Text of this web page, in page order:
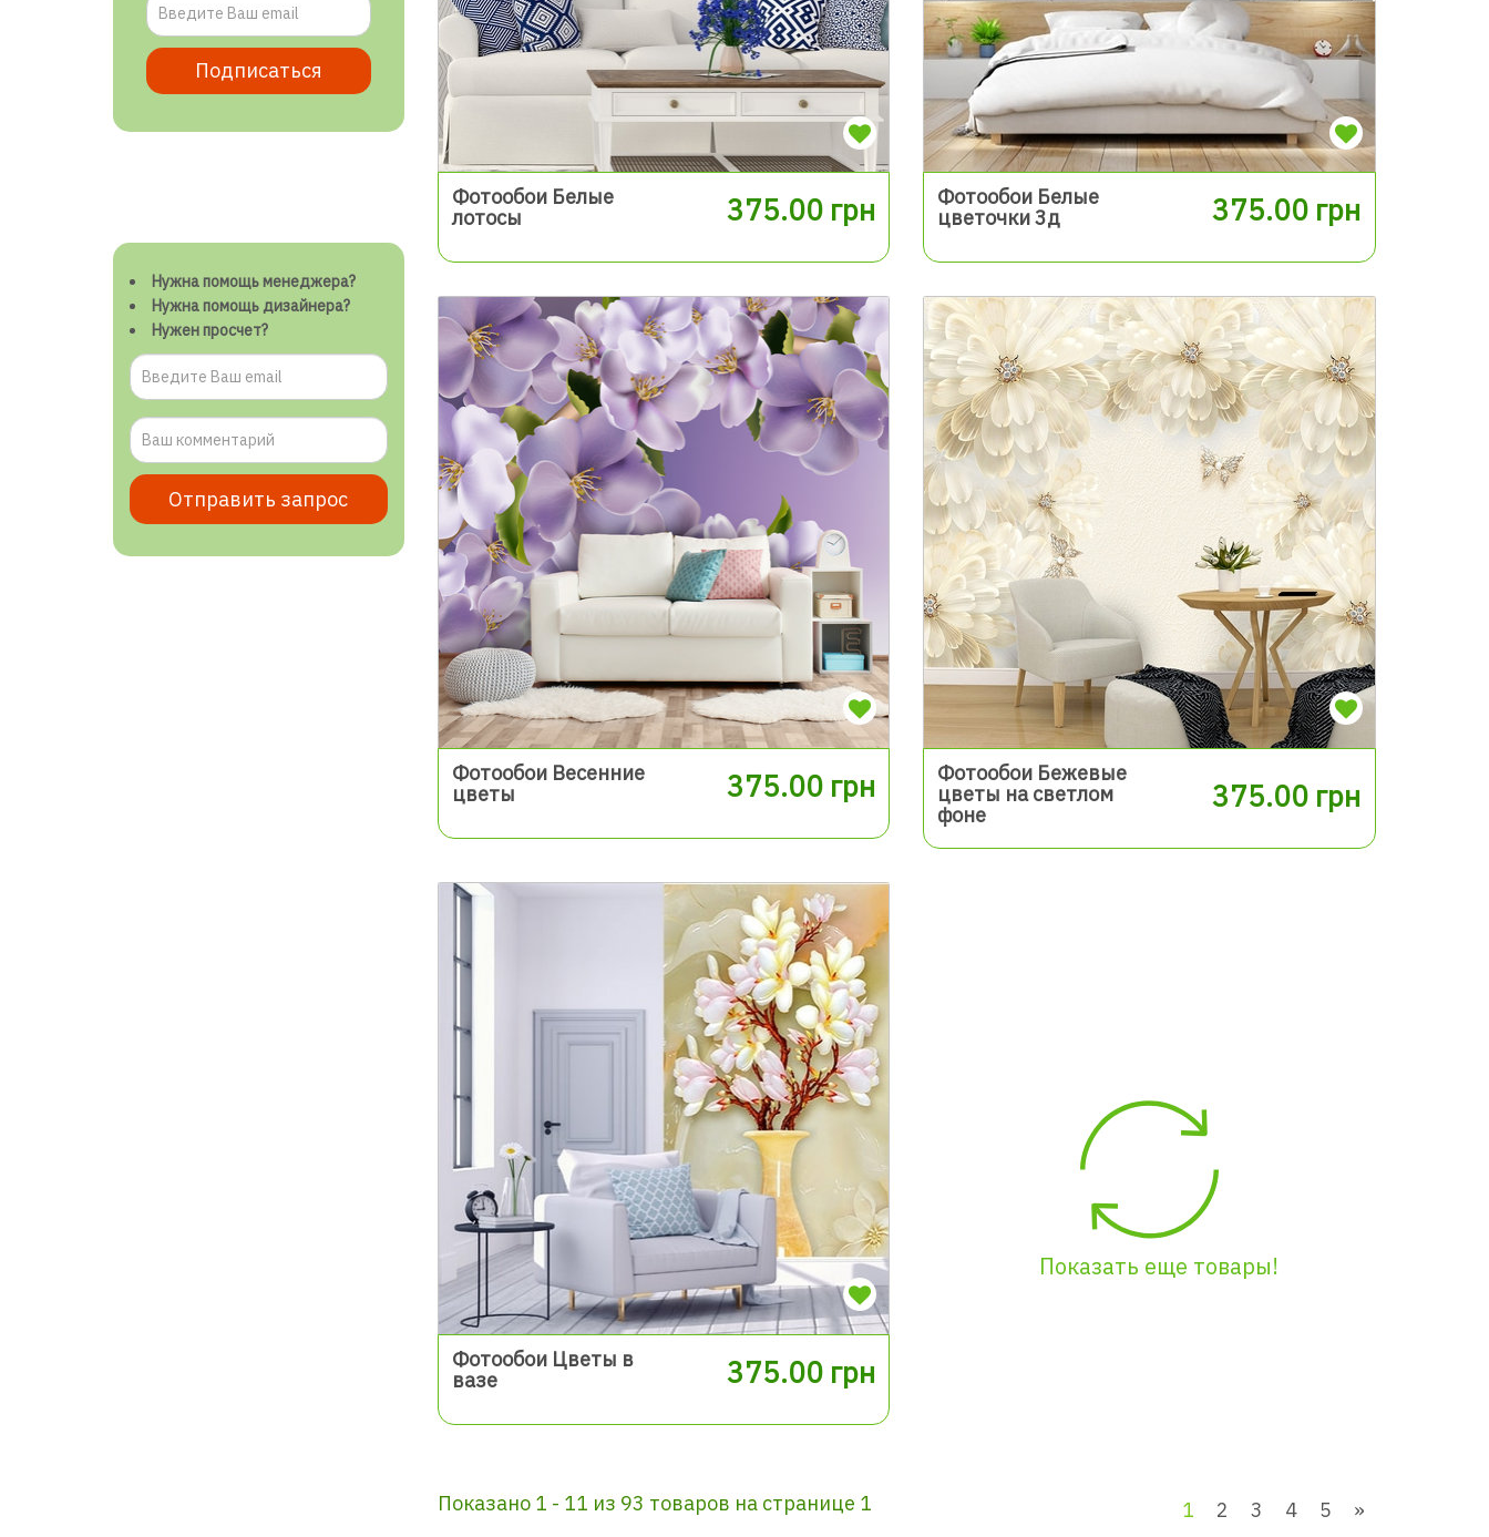
Подписаться
Нужна помощь менеджера?
Нужна помощь дизайнера?
Нужен просчет?
Отправить запрос
Фотообои Белые
лотосы
375.00 грн
Фотообои Белые
цветочки 3д
375.00 грн
Фотообои Весенние
цветы
375.00 грн
Фотообои Бежевые
цветы на светлом
фоне
375.00 грн
Фотообои Цветы в
вазе
375.00 грн
Показать еще товары!
Показано 1 - 11 из 93 товаров на странице 1 1 2 3 4 5 »